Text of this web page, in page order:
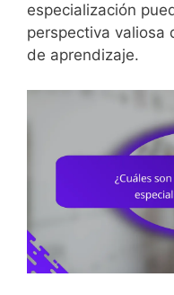
especialización
perspectiva valiosa
de aprendizaje.